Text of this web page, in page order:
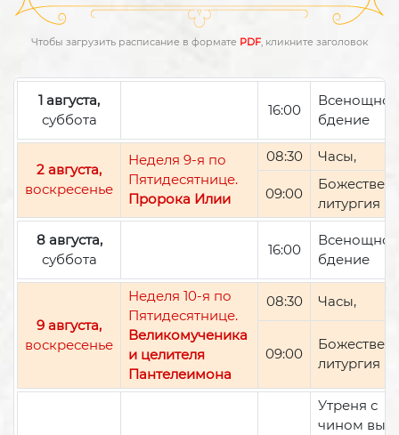
Чтобы загрузить расписание в формате PDF, кликните заголовок
1 августа,
суббота
16:00
Всенощное
бдение
2 августа,
воскресенье
Неделя 9-я по
Пятидесятнице.
Пророка Илии
08:30 Часы,
09:00
литургия
8 августа,
суббота
16:00
Всенощное
бдение
9 августа,
воскресенье
Неделя 10-я по
Пятидесятнице.
Великомученика
и целителя
Пантелеимона
08:30 Часы,
09:00
литургия
Утреня с
чином